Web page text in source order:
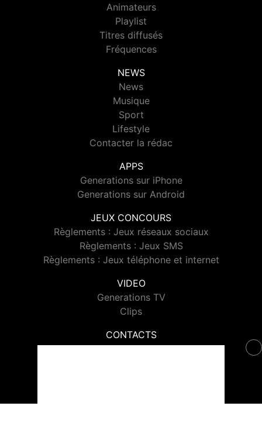
Animateurs
Playlist
Titres diffusés
Fréquences
NEWS
News
Musique
Sport
Lifestyle
Contacter la rédac
APPS
Generations sur iPhone
Generations sur Android
JEUX CONCOURS
Règlements : Jeux réseaux sociaux
Règlements : Jeux SMS
Règlements : Jeux téléphone et internet
VIDEO
Generations TV
Clips
CONTACTS
Contacter Generations